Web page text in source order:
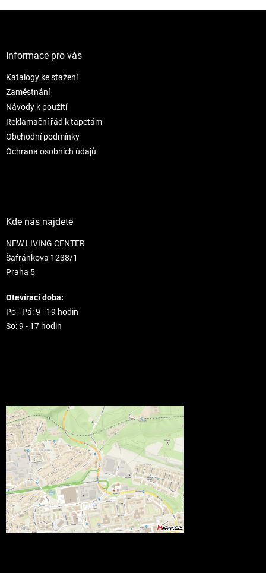
v
Informace pro vás
Katalogy ke stažení
Zaměstnání
Návody k použití
Reklamační řád k tapetám
Obchodní podmínky
Ochrana osobních údajů
Kde nás najdete
NEW LIVING CENTER
Šafránkova 1238/1
Praha 5
Otevírací doba:
Po - Pá: 9 - 19 hodin
So: 9 - 17 hodin